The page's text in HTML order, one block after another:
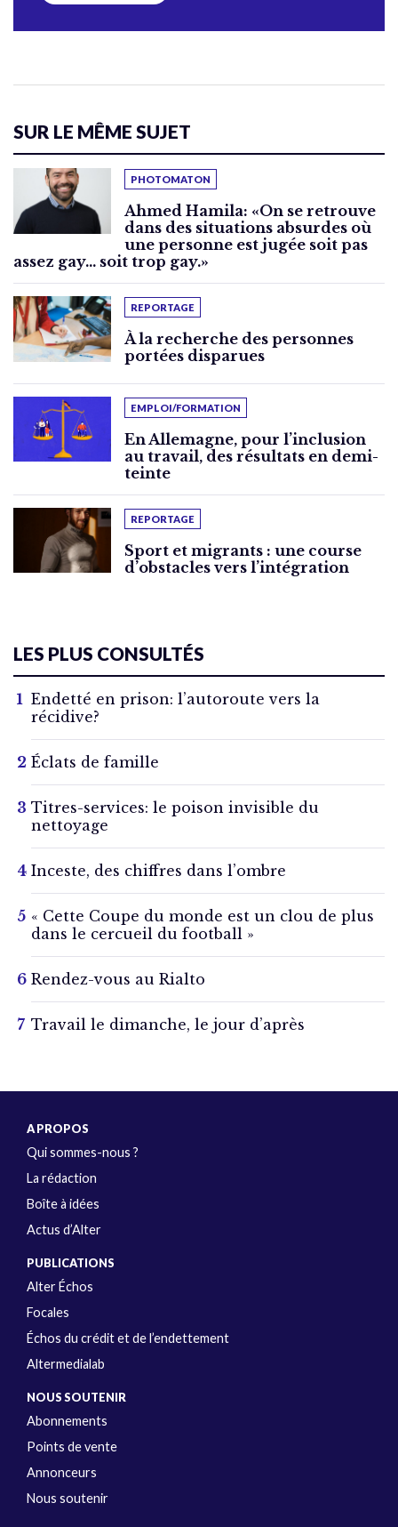
SUR LE MÊME SUJET
PHOTOMATON
Ahmed Hamila: «On se retrouve
dans des situations absurdes où
une personne est jugée soit pas
assez gay… soit trop gay.»
REPORTAGE
À la recherche des personnes
portées disparues
EMPLOI/FORMATION
En Allemagne, pour l’inclusion
au travail, des résultats en demi-
teinte
REPORTAGE
Sport et migrants : une course
d’obstacles vers l’intégration
LES PLUS CONSULTÉS
Endetté en prison: l’autoroute vers la
récidive?
Éclats de famille
Titres-services: le poison invisible du
nettoyage
Inceste, des chiffres dans l’ombre
« Cette Coupe du monde est un clou de plus
dans le cercueil du football »
Rendez-vous au Rialto
Travail le dimanche, le jour d’après
A PROPOS
Qui sommes-nous ?
La rédaction
Boîte à idées
Actus d’Alter
PUBLICATIONS
Alter Échos
Focales
Échos du crédit et de l’endettement
Altermedialab
NOUS SOUTENIR
Abonnements
Points de vente
Annonceurs
Nous soutenir